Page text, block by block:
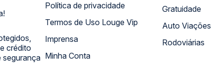
crédito
segurança
Política de privacidade
Termos de Uso Louge Vip
Imprensa
Minha Conta
Gratuidade
Auto Viações
Rodoviárias